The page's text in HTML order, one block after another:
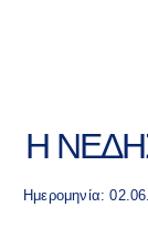
Η
Ημερομηνία: